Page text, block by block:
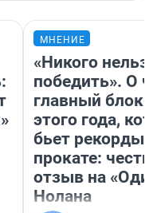
МНЕНИЕ
«Никого нельзя
победить». О
главный
этого года,
бьет рекорды в
прокате:
отзыв на
Нолана